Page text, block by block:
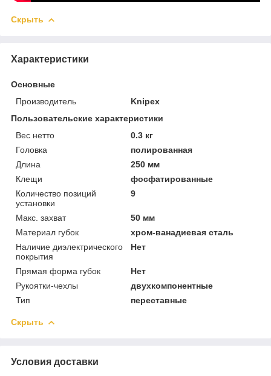
Скрыть
Характеристики
Основные
Производитель
Knipex
Пользовательские характеристики
Вес нетто
0.3 кг
Головка
полированная
Длина
250 мм
Клещи
фосфатированные
Количество позиций
установки
9
Макс. захват
50 мм
Материал губок
хром-ванадиевая сталь
Наличие диэлектрического
покрытия
Нет
Прямая форма губок
Нет
Рукоятки-чехлы
двухкомпонентные
Тип
переставные
Скрыть
Условия доставки